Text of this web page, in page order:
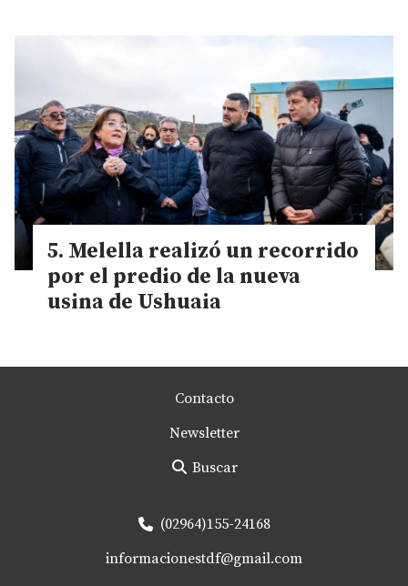
Melella realizó un recorrido
por el predio de la nueva
usina de Ushuaia
Contacto
Newsletter
Buscar
(02964)155-24168
informacionestdf@gmail.com